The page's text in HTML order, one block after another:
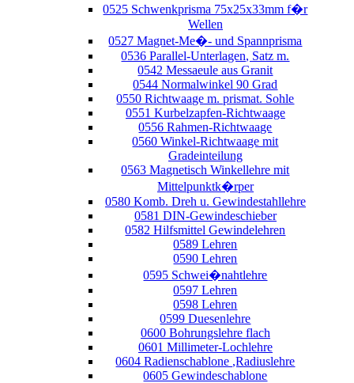
0525 Schwenkprisma 75x25x33mm f�r
Wellen
0527 Magnet-Me�- und Spannprisma
0536 Parallel-Unterlagen, Satz m.
0542 Messaeule aus Granit
0544 Normalwinkel 90 Grad
0550 Richtwaage m. prismat. Sohle
0551 Kurbelzapfen-Richtwaage
0556 Rahmen-Richtwaage
0560 Winkel-Richtwaage mit
Gradeinteilung
0563 Magnetisch Winkellehre mit
Mittelpunktk�rper
0580 Komb. Dreh u. Gewindestahllehre
0581 DIN-Gewindeschieber
0582 Hilfsmittel Gewindelehren
0589 Lehren
0590 Lehren
0595 Schwei�nahtlehre
0597 Lehren
0598 Lehren
0599 Duesenlehre
0600 Bohrungslehre flach
0601 Millimeter-Lochlehre
0604 Radienschablone ,Radiuslehre
0605 Gewindeschablone